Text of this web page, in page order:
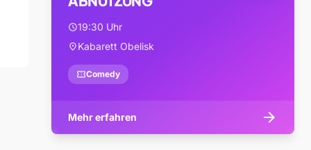
schedule19:30 Uhr
location_onKabarett Obelisk
confirmation_numberComedy
Mehr erfahren arrow_forward